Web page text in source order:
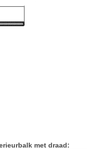
met draad: